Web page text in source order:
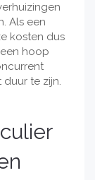
Als een
kosten dus
hoop
duur te zijn.